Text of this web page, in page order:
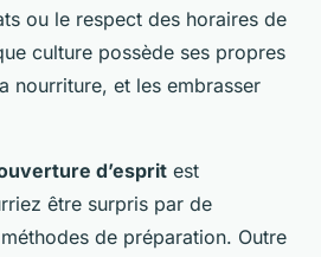
ou le respect des horaires de
culture possède ses propres
nourriture, et les embrasser
d’esprit est
être surpris par de
de préparation. Outre